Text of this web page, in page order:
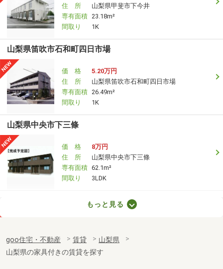
住 所
山梨県甲斐市下今井
専有面積 23.18m²
間取り
1K
山梨県笛吹市石和町四日市場
価 格
5.20万円
住 所
山梨県笛吹市石和町四日市場
専有面積 26.49m²
間取り
1K
山梨県中央市下三條
価 格
8万円
住 所
山梨県中央市下三條
専有面積 62.1m²
間取り
3LDK
専有面積
55.42m²
間取り
2LDK
もっと見る
goo住宅・不動産 賃貸
山梨県
山梨県の家具付きの賃貸を探す